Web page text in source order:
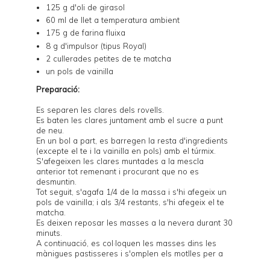
125 g d'oli de girasol
60 ml de llet a temperatura ambient
175 g de farina fluixa
8 g d'impulsor (tipus Royal)
2 cullerades petites dete matcha
un pols de vainilla
Preparació:
Es separen les clares dels rovells.
Es baten les clares juntament amb el sucre a punt
de neu.
En un bol a part, es barregen la resta d'ingredients
(excepte el te i la vainilla en pols) amb el túrmix.
S'afegeixen les clares muntades a la mescla
anterior tot remenant i procurant que no es
desmuntin.
Tot seguit, s'agafa 1/4 de la massa i s'hi afegeix un
pols de vainilla; i als 3/4 restants, s'hi afegeix el te
matcha.
Es deixen reposar les masses a la nevera durant 30
minuts.
A continuació, es col·loquen les masses dins les
mànigues pastisseres i s'omplen els motlles per a